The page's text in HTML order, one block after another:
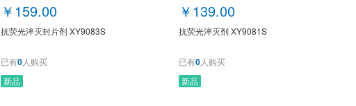
￥159.00
抗荧光淬灭封片剂 XY9083S
已有0人购买
新品
￥139.00
抗荧光淬灭剂 XY9081S
已有0人购买
新品